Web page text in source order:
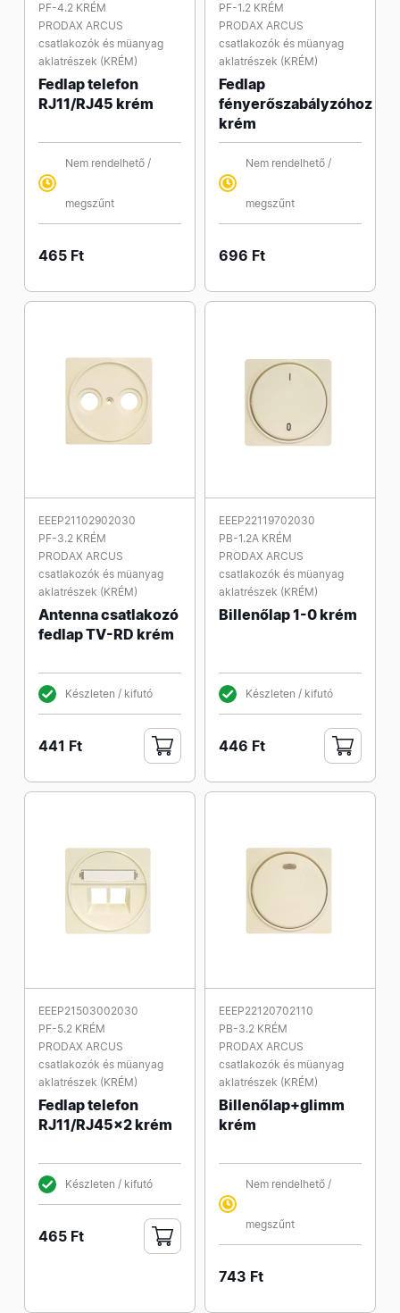
PF-4.2 KRÉM
PRODAX ARCUS
csatlakozók és müanyag
aklatrészek (KRÉM)
Fedlap telefon
RJ11/RJ45 krém
Nem rendelhető /
megszűnt
465 Ft
PF-1.2 KRÉM
PRODAX ARCUS
csatlakozók és müanyag
aklatrészek (KRÉM)
Fedlap
fényerőszabályzóhoz
krém
Nem rendelhető /
megszűnt
696 Ft
EEEP21102902030
PF-3.2 KRÉM
PRODAX ARCUS
csatlakozók és müanyag
aklatrészek (KRÉM)
Antenna csatlakozó
fedlap TV-RD krém
Készleten / kifutó
441 Ft
EEEP22119702030
PB-1.2A KRÉM
PRODAX ARCUS
csatlakozók és müanyag
aklatrészek (KRÉM)
Billenőlap 1-0 krém
Készleten / kifutó
446 Ft
EEEP21503002030
PF-5.2 KRÉM
PRODAX ARCUS
csatlakozók és müanyag
aklatrészek (KRÉM)
Fedlap telefon
RJ11/RJ45x2 krém
Készleten / kifutó
465 Ft
EEEP22120702110
PB-3.2 KRÉM
PRODAX ARCUS
csatlakozók és müanyag
aklatrészek (KRÉM)
Billenőlap+glimm
krém
Nem rendelhető /
megszűnt
743 Ft